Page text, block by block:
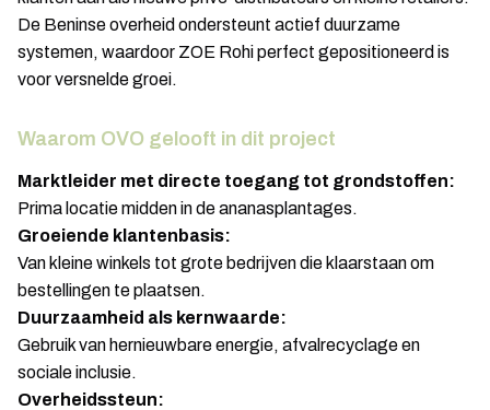
De Beninse overheid ondersteunt actief duurzame
systemen, waardoor ZOE Rohi perfect gepositioneerd is
voor versnelde groei.
Waarom OVO gelooft in dit project
Marktleider met directe toegang tot grondstoffen:
Prima locatie midden in de ananasplantages.
Groeiende klantenbasis:
Van kleine winkels tot grote bedrijven die klaarstaan om
bestellingen te plaatsen.
Duurzaamheid als kernwaarde:
Gebruik van hernieuwbare energie, afvalrecyclage en
sociale inclusie.
Overheidssteun: